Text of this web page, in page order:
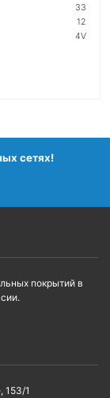
33
12
4V
сетях!
покрытий в
153/1